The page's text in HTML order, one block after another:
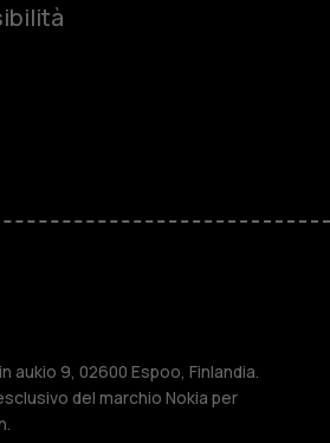
9, 02600 Espoo, Finlandia.
del marchio Nokia per